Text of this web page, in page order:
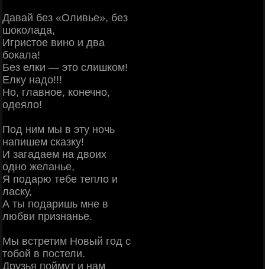
Давай без «Оливье», без
шоколада,
Игристое вино и два
бокала!
Без елки — это слишком!
Елку надо!!!
Но, главное, конечно,
одеяло!
Под ним мы в эту ночь
напишем сказку!
И загадаем на двоих
одно желанье,
Я подарю тебе тепло и
ласку,
А ты подаришь мне в
любви признанье.
Мы встретим Новый год с
тобой в постели.
Друзья поймут и нам